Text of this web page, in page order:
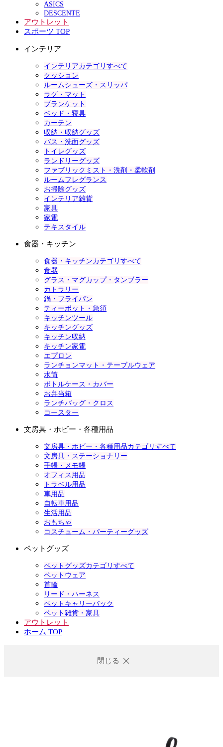
ASICS
DESCENTE
アウトレット
スポーツ TOP
インテリア
インテリアカテゴリすべて
クッション
ルームシューズ・スリッパ
ラグ・マット
ブランケット
ベッド・寝具
カーテン
収納・収納グッズ
バス・洗面グッズ
トイレグッズ
ランドリーグッズ
ファブリックミスト・洗剤・柔軟剤
ルームフレグランス
お掃除グッズ
インテリア雑貨
家具
家電
テキスタイル
食器・キッチン
食器・キッチンカテゴリすべて
食器
グラス・マグカップ・タンブラー
カトラリー
鍋・フライパン
ティーポット・急須
キッチンツール
キッチングッズ
キッチン収納
キッチン家電
エプロン
ランチョンマット・テーブルウェア
水筒
ボトルケース・カバー
お弁当箱
ランチバッグ・クロス
コースター
文房具・ホビー・各種用品
文房具・ホビー・各種用品カテゴリすべて
文房具・ステーショナリー
手帳・メモ帳
オフィス用品
トラベル用品
車用品
自転車用品
生活用品
おもちゃ
コスチューム・パーティーグッズ
ペットグッズ
ペットグッズカテゴリすべて
ペットウェア
首輪
リード・ハーネス
ペットキャリーバック
ペット雑貨・家具
アウトレット
ホーム TOP
閉じる